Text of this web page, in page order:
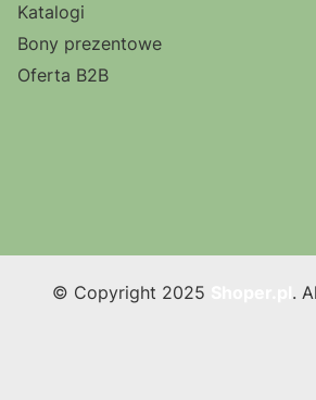
Katalogi
Bony prezentowe
Oferta B2B
© Copyright 2025 .